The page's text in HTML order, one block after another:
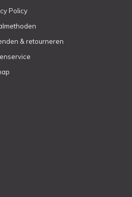
Policy
& retourneren